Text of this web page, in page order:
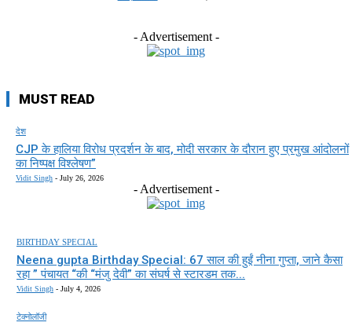
- Advertisement -
MUST READ
देश
CJP के हालिया विरोध प्रदर्शन के बाद, मोदी सरकार के दौरान हुए प्रमुख आंदोलनों
का निष्पक्ष विश्लेषण”
Vidit Singh - July 26, 2026
- Advertisement -
BIRTHDAY SPECIAL
Neena gupta Birthday Special: 67 साल की हुईं नीना गुप्ता, जाने कैसा
रहा ” पंचायत “की “मंजु देवी” का संघर्ष से स्टारडम तक...
Vidit Singh - July 4, 2026
टेक्नोलॉजी